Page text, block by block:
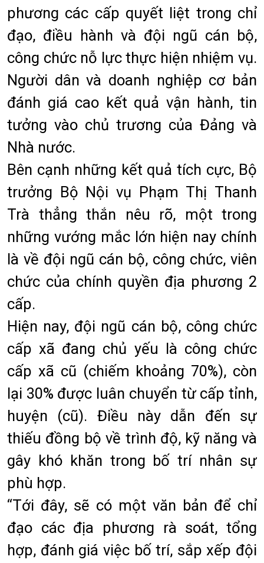
phương các cấp quyết liệt trong chỉ
đạo, điều hành và đội ngũ cán bộ,
công chức nỗ lực thực hiện nhiệm vụ.
Người dân và doanh nghiệp cơ bản
đánh giá cao kết quả vận hành, tin
tưởng vào chủ trương của Đảng và
Nhà nước.
Bên cạnh những kết quả tích cực, Bộ
trưởng Bộ Nội vụ Phạm Thị Thanh
Trà thẳng thắn nêu rõ, một trong
những vướng mắc lớn hiện nay chính
là về đội ngũ cán bộ, công chức, viên
chức của chính quyền địa phương 2
cấp.
Hiện nay, đội ngũ cán bộ, công chức
cấp xã đang chủ yếu là công chức
cấp xã cũ (chiếm khoảng 70%), còn
lại 30% được luân chuyển từ cấp tỉnh,
huyện (cũ). Điều này dẫn đến sự
thiếu đồng bộ về trình độ, kỹ năng và
gây khó khăn trong bố trí nhân sự
phù hợp.
“Tới đây, sẽ có một văn bản để chỉ
đạo các địa phương rà soát, tổng
hợp, đánh giá việc bố trí, sắp xếp đội